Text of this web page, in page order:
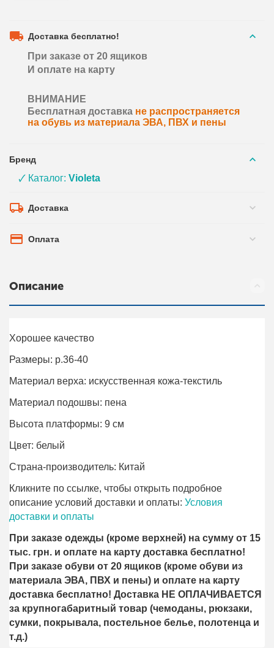
Доставка бесплатно!
При заказе от 20 ящиков
И оплате на карту
ВНИМАНИЕ
Бесплатная доставка не распространяется
на обувь из материала ЭВА, ПВХ и пены
Бренд
🗸 Каталог:Violeta
Доставка
Оплата
Описание
Хорошее качество
Размеры: р.36-40
Материал верха: искусственная кожа-текстиль
Материал подошвы: пена
Высота платформы: 9 см
Цвет: белый
Страна-производитель: Китай
Кликните по ссылке, чтобы открыть подробное
описание условий доставки и оплаты:Условия
доставки и оплаты
При заказе одежды (кроме верхней) на сумму от 15
тыс. грн. и оплате на карту доставка бесплатно!
При заказе обуви от 20 ящиков (кроме обуви из
материала ЭВА, ПВХ и пены) и оплате на карту
доставка бесплатно! Доставка НЕ ОПЛАЧИВАЕТСЯ
за крупногабаритный товар (чемоданы, рюкзаки,
сумки, покрывала, постельное белье, полотенца и
т.д.)